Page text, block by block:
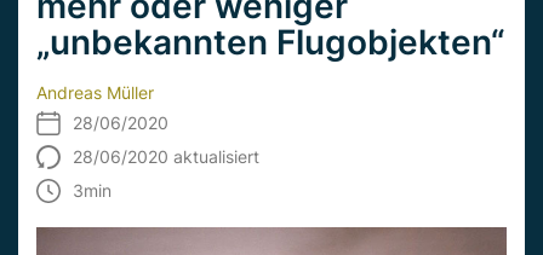
„unbekannten Flugobjekten“
Andreas Müller
28/06/2020
28/06/2020 aktualisiert
3min